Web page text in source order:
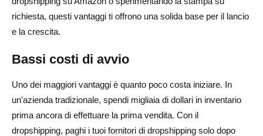
richiesta, questi vantaggi ti offrono una solida base per il lancio
e la crescita.
Bassi costi di avvio
Uno dei maggiori vantaggi è quanto poco costa iniziare. In
un'azienda tradizionale, spendi migliaia di dollari in inventario
prima ancora di effettuare la prima vendita. Con il
dropshipping, paghi i tuoi fornitori di dropshipping solo dopo